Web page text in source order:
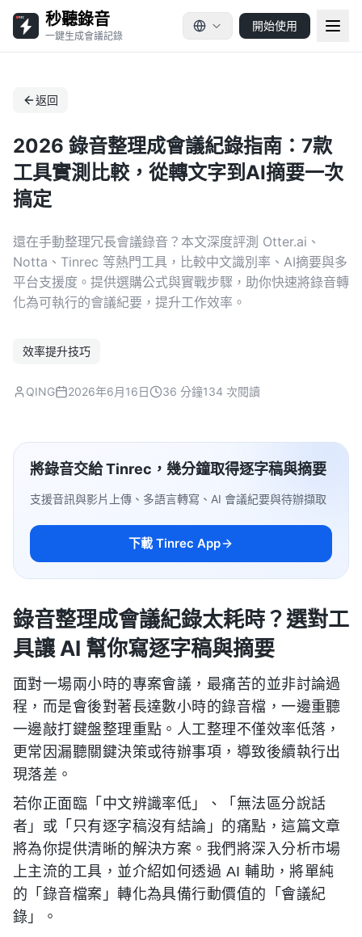
秒聽錄音
一鍵生成會議記錄
開始使用
返回
2026 錄音整理成會議紀錄指南：7款
工具實測比較，從轉文字到AI摘要一次
搞定
還在手動整理冗長會議錄音？本文深度評測 Otter.ai、
Notta、Tinrec 等熱門工具，比較中文識別率、AI摘要與多
平台支援度。提供選購公式與實戰步驟，助你快速將錄音轉
化為可執行的會議紀要，提升工作效率。
效率提升技巧
QING 2026年6月16日 36 分鐘134 次閱讀
將錄音交給 Tinrec，幾分鐘取得逐字稿與摘要
支援音訊與影片上傳、多語言轉寫、AI 會議紀要與待辦擷取
下載 Tinrec App
錄音整理成會議紀錄太耗時？選對工
具讓 AI 幫你寫逐字稿與摘要
面對一場兩小時的專案會議，最痛苦的並非討論過
程，而是會後對著長達數小時的錄音檔，一邊重聽
一邊敲打鍵盤整理重點。人工整理不僅效率低落，
更常因漏聽關鍵決策或待辦事項，導致後續執行出
現落差。
若你正面臨「中文辨識率低」、「無法區分說話
者」或「只有逐字稿沒有結論」的痛點，這篇文章
將為你提供清晰的解決方案。我們將深入分析市場
上主流的工具，並介紹如何透過 AI 輔助，將單純
的「錄音檔案」轉化為具備行動價值的「會議紀
錄」。